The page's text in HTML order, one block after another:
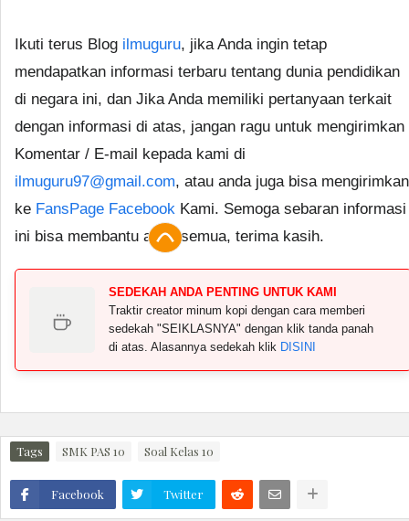
Ikuti terus Blog ilmuguru, jika Anda ingin tetap
mendapatkan informasi terbaru tentang dunia pendidikan
di negara ini, dan Jika Anda memiliki pertanyaan terkait
dengan informasi di atas, jangan ragu untuk mengirimkan
Komentar / E-mail kepada kami di
ilmuguru97@gmail.com, atau anda juga bisa mengirimkan
ke FansPage Facebook Kami. Semoga sebaran informasi
ini bisa membantu anda semua, terima kasih.
SEDEKAH ANDA PENTING UNTUK KAMI
Traktir creator minum kopi dengan cara memberi
sedekah "SEIKLASNYA" dengan klik tanda panah
di atas. Alasannya sedekah klik DISINI
Tags SMK PAS 10 Soal Kelas 10
Facebook Twitter